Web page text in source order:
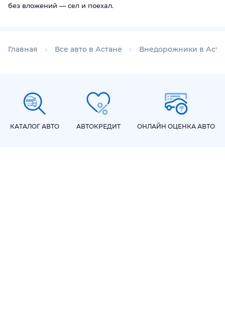
без вложений — сел и поехал.
Главная Все авто в Астане Внедорожники в
КАТАЛОГ АВТО АВТОКРЕДИТ ОНЛАЙН ОЦЕНКА АВТО